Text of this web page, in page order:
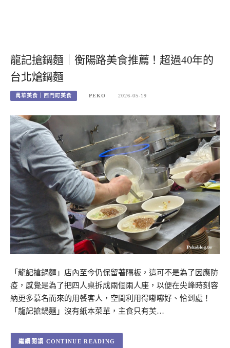
龍記搶鍋麵｜衡陽路美食推薦！超過40年的
台北熗鍋麵
萬華美食｜西門町美食 PEKO 2026-05-19
「龍記搶鍋麵」店內至今仍保留著隔板，這可不是為了因應防
疫，感覺是為了把四人桌拆成兩個兩人座，以便在尖峰時刻容
納更多慕名而來的用餐客人，空間利用得嘟嘟好、恰到處！
「龍記搶鍋麵」沒有紙本菜單，主食只有芙…
CONTINUE READING